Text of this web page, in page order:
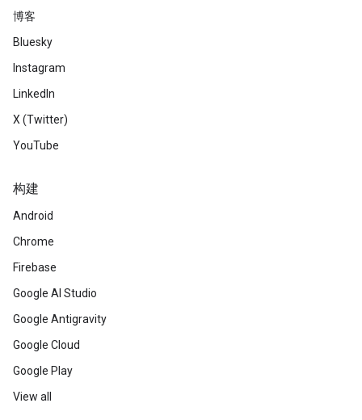
博客
Bluesky
Instagram
LinkedIn
X (Twitter)
YouTube
构建
Android
Chrome
Firebase
Google AI Studio
Google Antigravity
Google Cloud
Google Play
View all